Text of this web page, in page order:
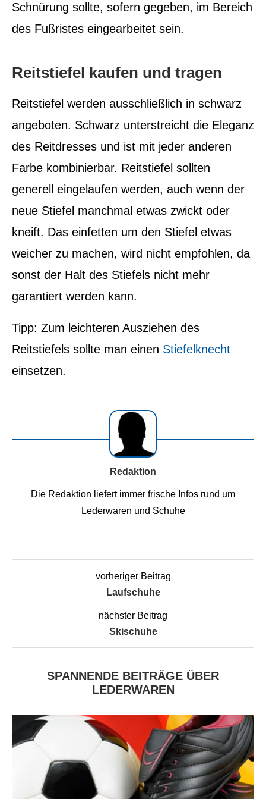
Schnürung sollte, sofern gegeben, im Bereich
des Fußristes eingearbeitet sein.
Reitstiefel kaufen und tragen
Reitstiefel werden ausschließlich in schwarz
angeboten. Schwarz unterstreicht die Eleganz
des Reitdresses und ist mit jeder anderen
Farbe kombinierbar. Reitstiefel sollten
generell eingelaufen werden, auch wenn der
neue Stiefel manchmal etwas zwickt oder
kneift. Das einfetten um den Stiefel etwas
weicher zu machen, wird nicht empfohlen, da
sonst der Halt des Stiefels nicht mehr
garantiert werden kann.
Tipp: Zum leichteren Ausziehen des
Reitstiefels sollte man einen Stiefelknecht
einsetzen.
Redaktion
Die Redaktion liefert immer frische Infos rund um
Lederwaren und Schuhe
vorheriger Beitrag
Laufschuhe
nächster Beitrag
Skischuhe
SPANNENDE BEITRÄGE ÜBER
LEDERWAREN